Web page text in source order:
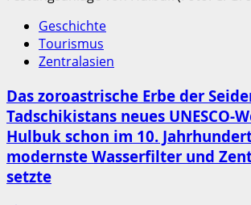
Geschichte
Tourismus
Zentralasien
Das zoroastrische Erbe der
Tadschikistans neues UNESCO-
Hulbuk schon im 10.
modernste Wasserfilter und
setzte